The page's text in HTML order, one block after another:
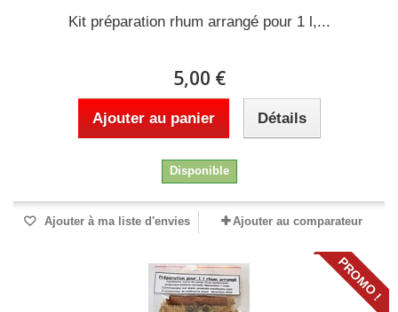
Kit préparation rhum arrangé pour 1 l,...
5,00 €
Ajouter au panier Détails
Disponible
Ajouter à ma liste d'envies Ajouter au comparateur
PROMO !